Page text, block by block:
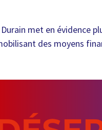
met en évidence
des moyens